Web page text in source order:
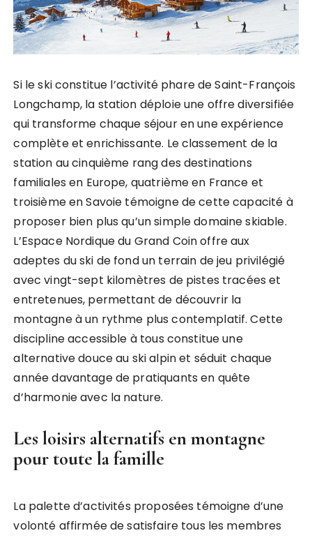
Si le ski constitue l’activité phare de Saint-François
Longchamp, la station déploie une offre diversifiée
qui transforme chaque séjour en une expérience
complète et enrichissante. Le classement de la
station au cinquième rang des destinations
familiales en Europe, quatrième en France et
troisième en Savoie témoigne de cette capacité à
proposer bien plus qu’un simple domaine skiable.
L’Espace Nordique du Grand Coin offre aux
adeptes du ski de fond un terrain de jeu privilégié
avec vingt-sept kilomètres de pistes tracées et
entretenues, permettant de découvrir la
montagne à un rythme plus contemplatif. Cette
discipline accessible à tous constitue une
alternative douce au ski alpin et séduit chaque
année davantage de pratiquants en quête
d’harmonie avec la nature.
Les loisirs alternatifs en montagne
pour toute la famille
La palette d’activités proposées témoigne d’une
volonté affirmée de satisfaire tous les membres